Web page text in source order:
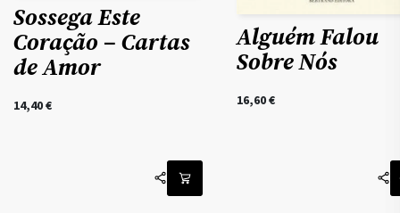
Sossega Este
Coração – Cartas
de Amor
14,40€
Alguém Falou
Sobre Nós
16,60€